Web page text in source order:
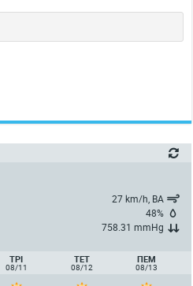
27 km/h, ΒΑ
48%
758.31 mmHg
ΤΡΙ
08/11
ΤΕΤ
08/12
ΠΈΜ
08/13